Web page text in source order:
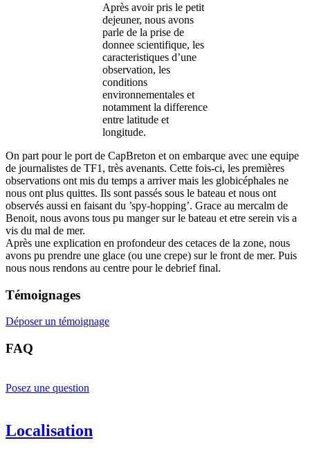
Après avoir pris le petit
dejeuner, nous avons
parle de la prise de
donnee scientifique, les
caracteristiques d’une
observation, les
conditions
environnementales et
notamment la difference
entre latitude et
longitude.
On part pour le port de CapBreton et on embarque avec une equipe
de journalistes de TF1, très avenants. Cette fois-ci, les premières
observations ont mis du temps a arriver mais les globicéphales ne
nous ont plus quittes. Ils sont passés sous le bateau et nous ont
observés aussi en faisant du ’spy-hopping’. Grace au mercalm de
Benoit, nous avons tous pu manger sur le bateau et etre serein vis a
vis du mal de mer.
Après une explication en profondeur des cetaces de la zone, nous
avons pu prendre une glace (ou une crepe) sur le front de mer. Puis
nous nous rendons au centre pour le debrief final.
Témoignages
Déposer un témoignage
FAQ
Posez une question
Localisation